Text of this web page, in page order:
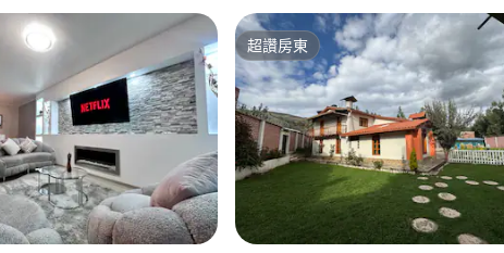
超讚房東
超讚房東